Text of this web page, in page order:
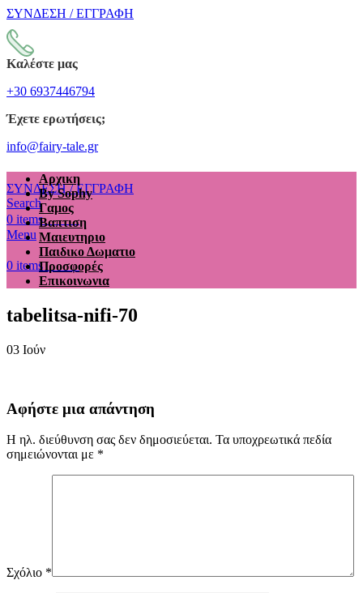
ΣΥΝΔΕΣΗ / ΕΓΓΡΑΦΗ
Καλέστε μας
+30 6937446794
Έχετε ερωτήσεις;
info@fairy-tale.gr
ΣΥΝΔΕΣΗ / ΕΓΓΡΑΦΗ
Search
0 items €0.00
Menu
0 items €0.00
Αρχικη
By Sophy
Γαμος
Βαπτιση
Μαιευτηριο
Παιδικο Δωματιο
Προσφορές
Επικοινωνια
tabelitsa-nifi-70
03 Ιούν
Αφήστε μια απάντηση
Η ηλ. διεύθυνση σας δεν δημοσιεύεται. Τα υποχρεωτικά πεδία
σημειώνονται με *
Σχόλιο *